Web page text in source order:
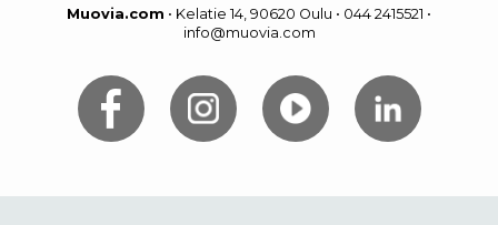
Muovia.com • Kelatie 14, 90620 Oulu • 044 2415521 •
info@muovia.com